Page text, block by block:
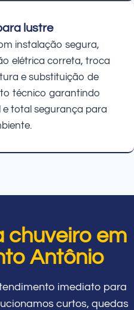
lustre
instalação segura,
elétrica correta, troca
e substituição de
técnico garantindo
e total segurança para
chuveiro em
Antônio
imediato para
curtos, quedas